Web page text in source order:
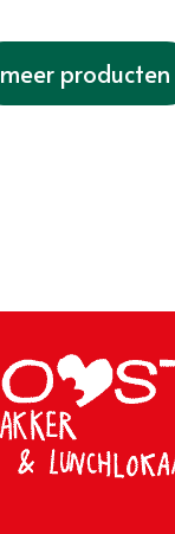
meer producten